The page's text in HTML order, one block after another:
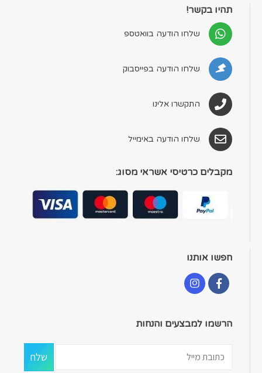
תהיו בקשר!
שלחו הודעה בוואטספ
שלחו הודעה בפייסבוק
התקשרו אלינו
שלחו הודעה באימייל
מקבלים כרטיסי אשראי מסוג:
חפשו אותנו
הרשמו למבצעים והנחות